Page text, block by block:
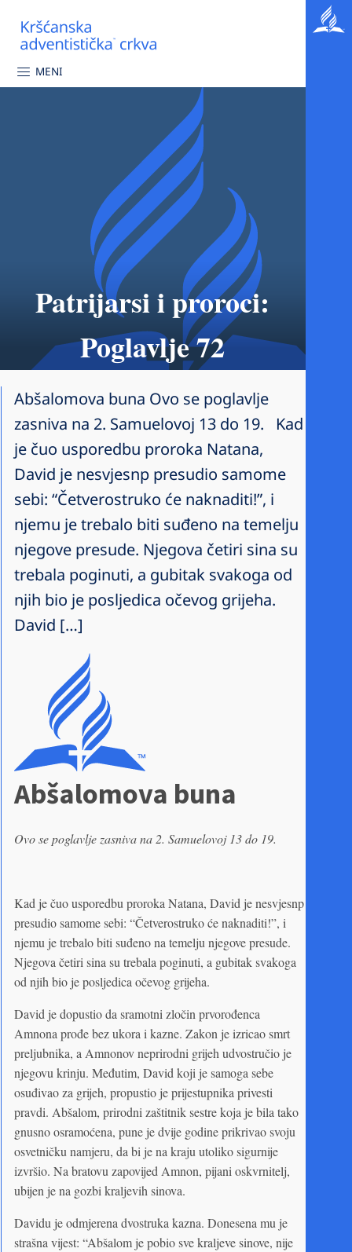
MENI
Patrijarsi i proroci:
Poglavlje 72
Abšalomova buna Ovo se poglavlje
zasniva na 2. Samuelovoj 13 do 19. Kad
je čuo usporedbu proroka Natana,
David je nesvjesnp presudio samome
sebi: “Četverostruko će naknaditi!”, i
njemu je trebalo biti suđeno na temelju
njegove presude. Njegova četiri sina su
trebala poginuti, a gubitak svakoga od
njih bio je posljedica očevog grijeha.
David […]
Abšalomova buna
Ovo se poglavlje zasniva na 2. Samuelovoj 13 do 19.
Kad je čuo usporedbu proroka Natana, David je nesvjesnp
presudio samome sebi: “Četverostruko će naknaditi!”, i
njemu je trebalo biti suđeno na temelju njegove presude.
Njegova četiri sina su trebala poginuti, a gubitak svakoga
od njih bio je posljedica očevog grijeha.
David je dopustio da sramotni zločin prvorođenca
Amnona prođe bez ukora i kazne. Zakon je izricao smrt
preljubnika, a Amnonov neprirodni grijeh udvostručio je
njegovu krinju. Međutim, David koji je samoga sebe
osuđivao za grijeh, propustio je prijestupnika privesti
pravdi. Abšalom, prirodni zaštitnik sestre koja je bila tako
gnusno osramoćena, pune je dvije godine prikrivao svoju
osvetničku namjeru, da bi je na kraju utoliko sigurnije
izvršio. Na bratovu zapovijed Amnon, pijani oskvrnitelj,
ubijen je na gozbi kraljevih sinova.
Davidu je odmjerena dvostruka kazna. Donesena mu je
strašna vijest: “Abšalom je pobio sve kraljeve sinove, nije